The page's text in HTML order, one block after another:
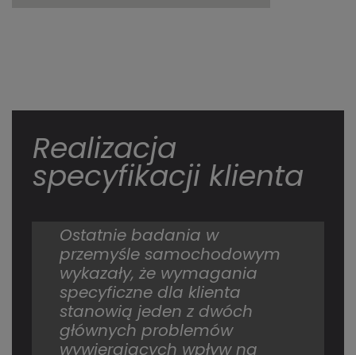
Realizacja
specyfikacji klienta
Ostatnie badania w
przemyśle samochodowym
wykazały, że wymagania
specyficzne dla klienta
stanowią jeden z dwóch
głównych problemów
wywierających wpływ na